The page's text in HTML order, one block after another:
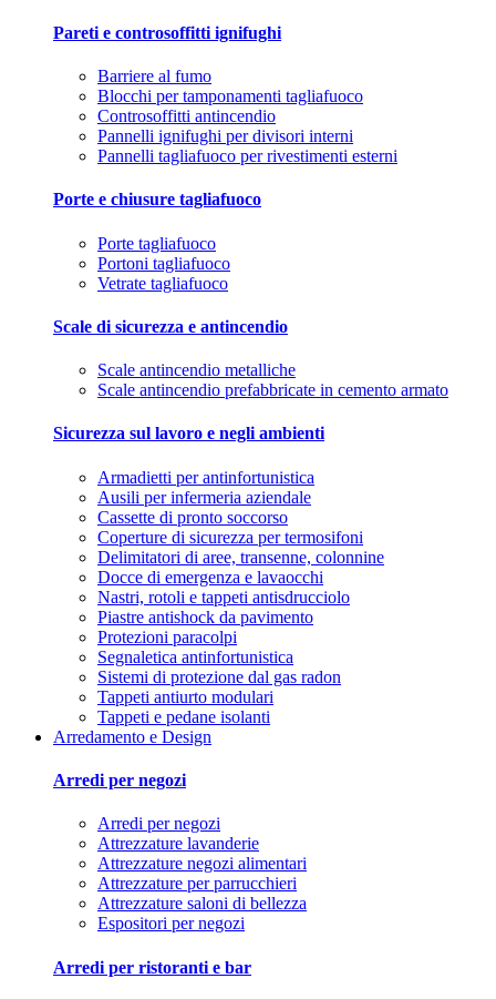
Pareti e controsoffitti ignifughi
Barriere al fumo
Blocchi per tamponamenti tagliafuoco
Controsoffitti antincendio
Pannelli ignifughi per divisori interni
Pannelli tagliafuoco per rivestimenti esterni
Porte e chiusure tagliafuoco
Porte tagliafuoco
Portoni tagliafuoco
Vetrate tagliafuoco
Scale di sicurezza e antincendio
Scale antincendio metalliche
Scale antincendio prefabbricate in cemento armato
Sicurezza sul lavoro e negli ambienti
Armadietti per antinfortunistica
Ausili per infermeria aziendale
Cassette di pronto soccorso
Coperture di sicurezza per termosifoni
Delimitatori di aree, transenne, colonnine
Docce di emergenza e lavaocchi
Nastri, rotoli e tappeti antisdrucciolo
Piastre antishock da pavimento
Protezioni paracolpi
Segnaletica antinfortunistica
Sistemi di protezione dal gas radon
Tappeti antiurto modulari
Tappeti e pedane isolanti
Arredamento e Design
Arredi per negozi
Arredi per negozi
Attrezzature lavanderie
Attrezzature negozi alimentari
Attrezzature per parrucchieri
Attrezzature saloni di bellezza
Espositori per negozi
Arredi per ristoranti e bar